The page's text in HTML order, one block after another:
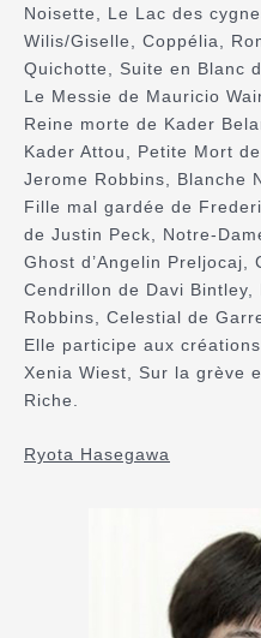
Noisette, Le Lac des
Wilis/Giselle, Coppélia,
Quichotte, Suite en Blanc
Le Messie de Mauricio
Reine morte de Kader
Kader Attou, Petite Mort
Jerome Robbins, Blanche
Fille mal gardée de
de Justin Peck, Notre-
Ghost d’Angelin Preljocaj,
Cendrillon de Davi
Robbins, Celestial de
Elle participe aux
Xenia Wiest, Sur la grève
Riche.
Ryota Hasegawa